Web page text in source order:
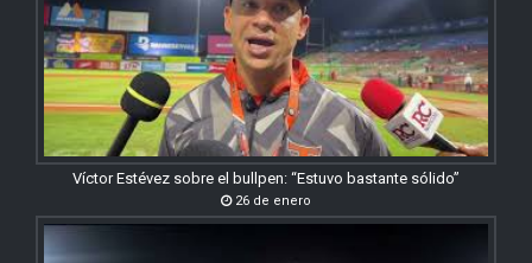
Víctor Estévez sobre el bullpen: “Estuvo bastante sólido”
26 de enero